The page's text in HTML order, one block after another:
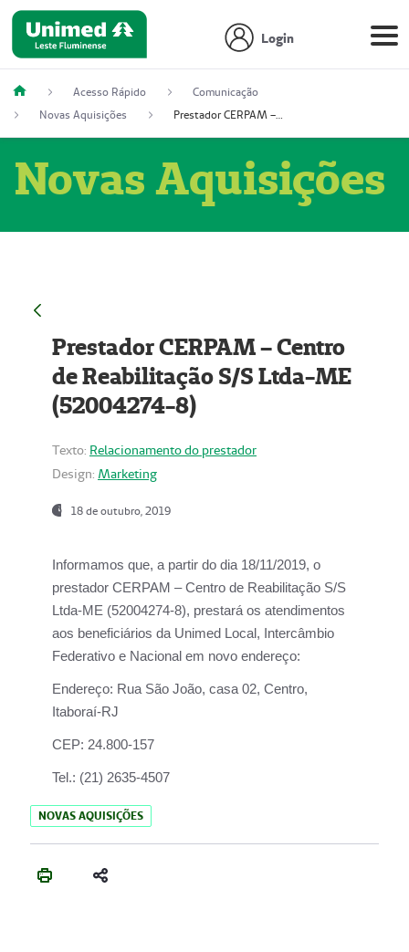
Login
Acesso Rápido
Comunicação
Novas Aquisições
Prestador CERPAM – Centro de Reabilitação S/S Ltda-ME (52004274-8)
Novas Aquisições
Prestador CERPAM – Centro
de Reabilitação S/S Ltda-ME
(52004274-8)
Texto: Relacionamento do prestador
Design: Marketing
18 de outubro, 2019
Informamos que, a partir do dia 18/11/2019, o
prestador CERPAM – Centro de Reabilitação S/S
Ltda-ME (52004274-8), prestará os atendimentos
aos beneficiários da Unimed Local, Intercâmbio
Federativo e Nacional em novo endereço:
Endereço: Rua São João, casa 02, Centro,
Itaboraí-RJ
CEP: 24.800-157
Tel.: (21) 2635-4507
NOVAS AQUISIÇÕES